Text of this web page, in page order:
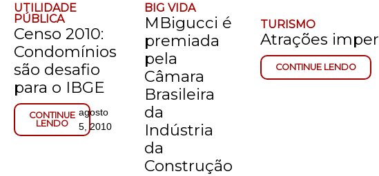
UTILIDADE
PÚBLICA
Censo 2010:
Condomínios
são desafio
para o IBGE
CONTINUE
LENDO
agosto
5, 2010
BIG VIDA
MBigucci é
premiada
pela
Câmara
Brasileira
da
Indústria
da
Construção
TURISMO
Atrações
CONTINUE LENDO